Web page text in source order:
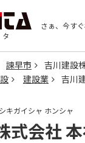
さぁ、今すぐ
諫早市
吉川建設
建設業 吉川
キガイシャ ホンシャ
式会社